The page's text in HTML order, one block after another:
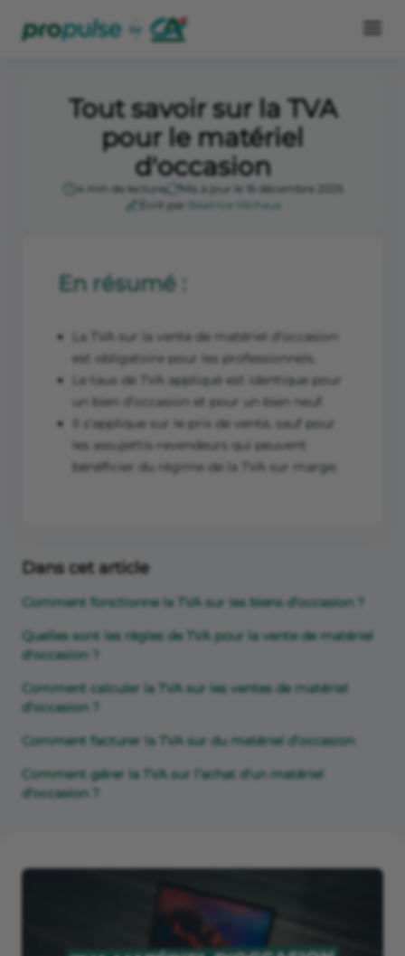
Tout savoir sur la TVA
pour le matériel
d'occasion
4 min de lecture
Mis à jour le 16 décembre 2025
Écrit par
Béatrice Michaux
En résumé :
La TVA sur la vente de matériel d’occasion
est obligatoire pour les professionnels.
Le taux de TVA appliqué est identique pour
un bien d’occasion et pour un bien neuf.
Il s’applique sur le prix de vente, sauf pour
les assujettis-revendeurs qui peuvent
bénéficier du régime de la TVA sur marge.
Dans cet article
Comment fonctionne la TVA sur les biens d’occasion ?
Quelles sont les règles de TVA pour la vente de matériel
d'occasion ?
Comment calculer la TVA sur les ventes de matériel
d’occasion ?
Comment facturer la TVA sur du matériel d’occasion
Comment gérer la TVA sur l’achat d’un matériel
d'occasion ?